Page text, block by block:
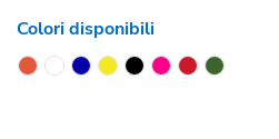
Colori disponibili